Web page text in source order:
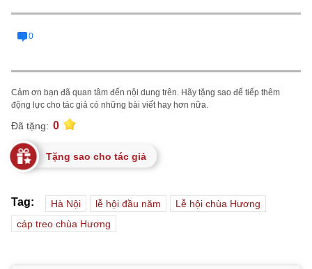
0
Cảm ơn bạn đã quan tâm đến nội dung trên. Hãy tặng sao để tiếp thêm
động lực cho tác giả có những bài viết hay hơn nữa.
Đã tặng: 0
Tặng sao cho tác giả
Tag: Hà Nội lễ hội đầu năm
Lễ hội chùa Hương
cáp treo chùa Hương